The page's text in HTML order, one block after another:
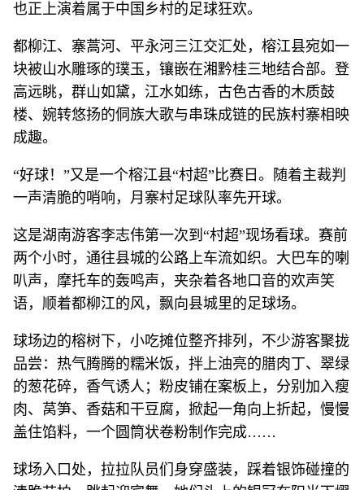
也正上演着属于中国乡村的足球狂欢。
都柳江、寨蒿河、平永河三江交汇处，榕江县宛如一
块被山水雕琢的璞玉，镶嵌在湘黔桂三地结合部。登
高远眺，群山如黛，江水如练，古色古香的木质鼓
楼、婉转悠扬的侗族大歌与串珠成链的民族村寨相映
成趣。
“好球！”又是一个榕江县“村超”比赛日。随着主裁判
一声清脆的哨响，月寨村足球队率先开球。
这是湖南游客李志伟第一次到“村超”现场看球。赛前
两个小时，通往县城的公路上车流如织。大巴车的喇
叭声，摩托车的轰鸣声，夹杂着各地口音的欢声笑
语，顺着都柳江的风，飘向县城里的足球场。
球场边的榕树下，小吃摊位整齐排列，不少游客聚拢
品尝：热气腾腾的糯米饭，拌上油亮的腊肉丁、翠绿
的葱花碎，香气诱人；粉皮铺在案板上，分别加入瘦
肉、莴笋、香菇和干豆腐，掀起一角向上折起，慢慢
盖住馅料，一个圆筒状卷粉制作完成……
球场入口处，拉拉队员们身穿盛装，踩着银饰碰撞的